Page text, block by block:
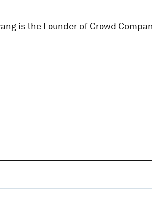
is the Founder of Crowd